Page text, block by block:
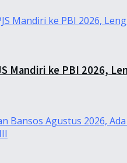
Mandiri ke PBI 2026,